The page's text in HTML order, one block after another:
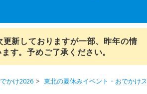
新しておりますが一部、昨年の情
す。予めご了承ください。
かけ2026 東北の夏休みイベント・おでかけ